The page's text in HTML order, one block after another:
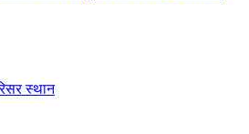
स्थान